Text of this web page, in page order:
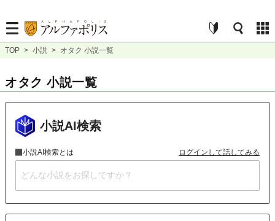
TOP > 小説 > オタク 小説一覧
オタク 小説一覧
小説AI検索
小説AI検索とは ログインして話してみる